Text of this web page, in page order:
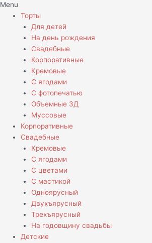
Menu
Торты
Для детей
На день рождения
Свадебные
Корпоративные
Кремовые
С ягодами
С фотопечатью
Объемные 3Д
Муссовые
Корпоративные
Свадебные
Кремовые
С ягодами
С цветами
С мастикой
Одноярусный
Двухъярусный
Трехъярусный
На годовщину свадьбы
Детские